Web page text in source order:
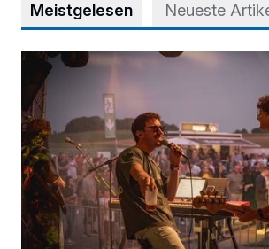
Meistgelesen Neueste
Mehr als nur ein Festival